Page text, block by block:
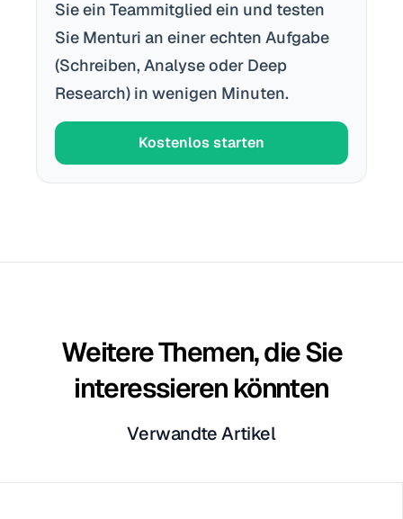
Sie ein Teammitglied ein und testen
Sie Menturi an einer echten Aufgabe
(Schreiben, Analyse oder Deep
Research) in wenigen Minuten.
Kostenlos starten
Weitere Themen, die Sie
interessieren könnten
Verwandte Artikel